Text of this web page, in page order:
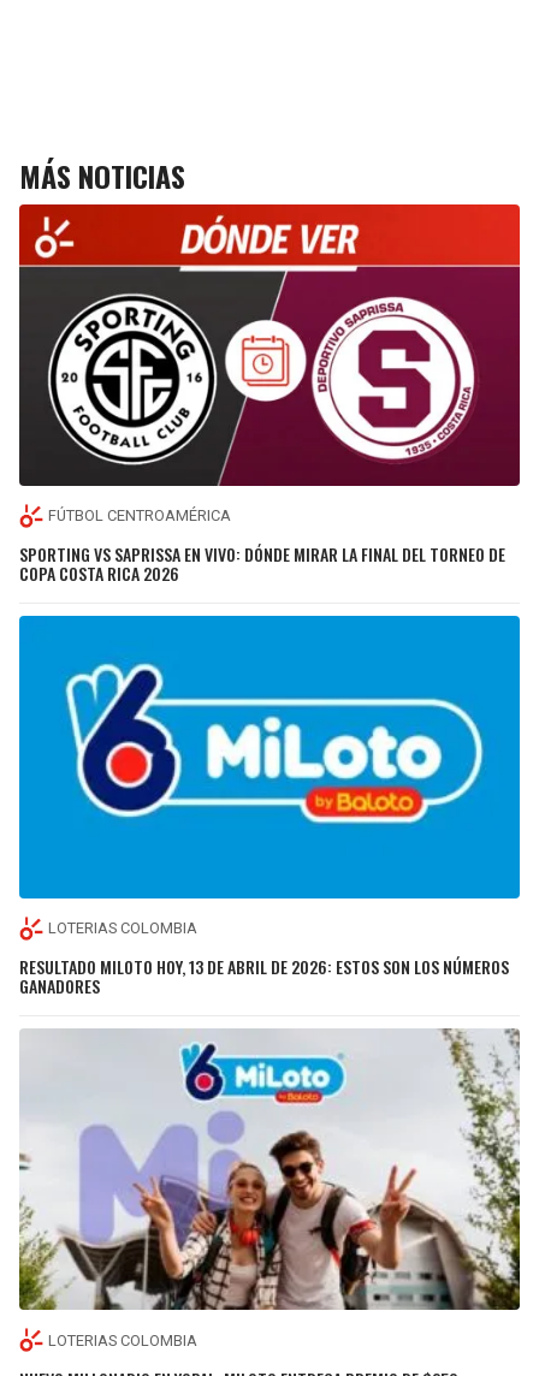
MÁS NOTICIAS
FÚTBOL CENTROAMÉRICA
SPORTING VS SAPRISSA EN VIVO: DÓNDE MIRAR LA FINAL DEL TORNEO DE
COPA COSTA RICA 2026
LOTERIAS COLOMBIA
RESULTADO MILOTO HOY, 13 DE ABRIL DE 2026: ESTOS SON LOS NÚMEROS
GANADORES
LOTERIAS COLOMBIA